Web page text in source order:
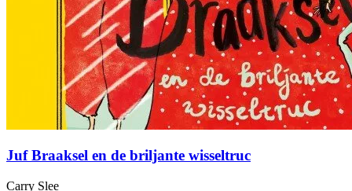
Juf Braaksel en de briljante wisseltruc
Carry Slee